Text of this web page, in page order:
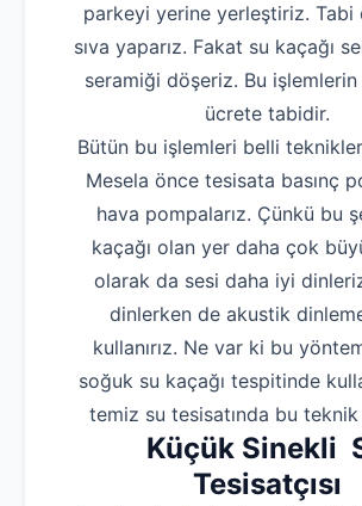
parkeyi yerine yerleştiriz. Tabi
sıva yaparız. Fakat su kaçağı
seramiği döşeriz. Bu işlemlerin
ücrete tabidir.
Bütün bu işlemleri belli
Mesela önce tesisata basınç
hava pompalarız. Çünkü bu
kaçağı olan yer daha çok
olarak da sesi daha iyi
dinlerken de akustik
kullanırız. Ne var ki bu
soğuk su kaçağı tespitinde
temiz su tesisatında bu
Küçük Sinekli
Tesisatçısı